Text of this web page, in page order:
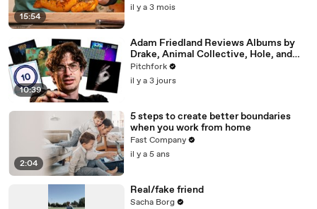
15:54
il y a 3 mois
10:39
Adam Friedland Reviews Albums by
Drake, Animal Collective, Hole, and
More
Pitchfork
il y a 3 jours
2:04
5 steps to create better boundaries
when you work from home
Fast Company
il y a 5 ans
Real/fake friend
Sacha Borg